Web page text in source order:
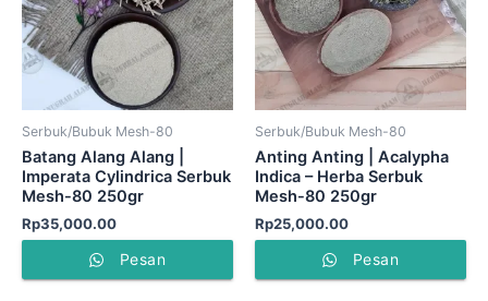
Serbuk/Bubuk Mesh-80
Batang Alang Alang |
Imperata Cylindrica Serbuk
Mesh-80 250gr
Rp35,000.00
Pesan
Serbuk/Bubuk Mesh-80
Anting Anting | Acalypha
Indica – Herba Serbuk
Mesh-80 250gr
Rp25,000.00
Pesan